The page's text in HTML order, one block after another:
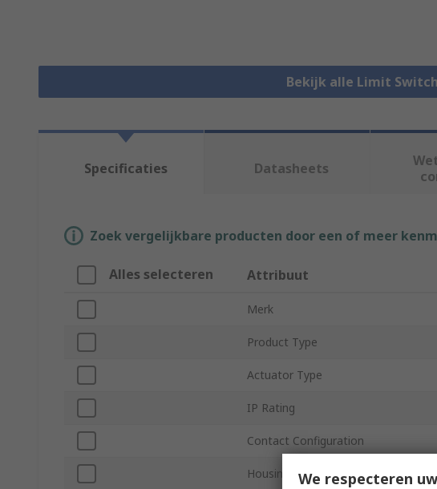
Bekijk alle Limit
Specificaties Datasheets
Zoek vergelijkbare producten door een of meer
Alles selecteren Attribuut
Merk
Product Type
Actuator Type
IP Rating
Contact Configuration
Housing MaterialWe respecteren